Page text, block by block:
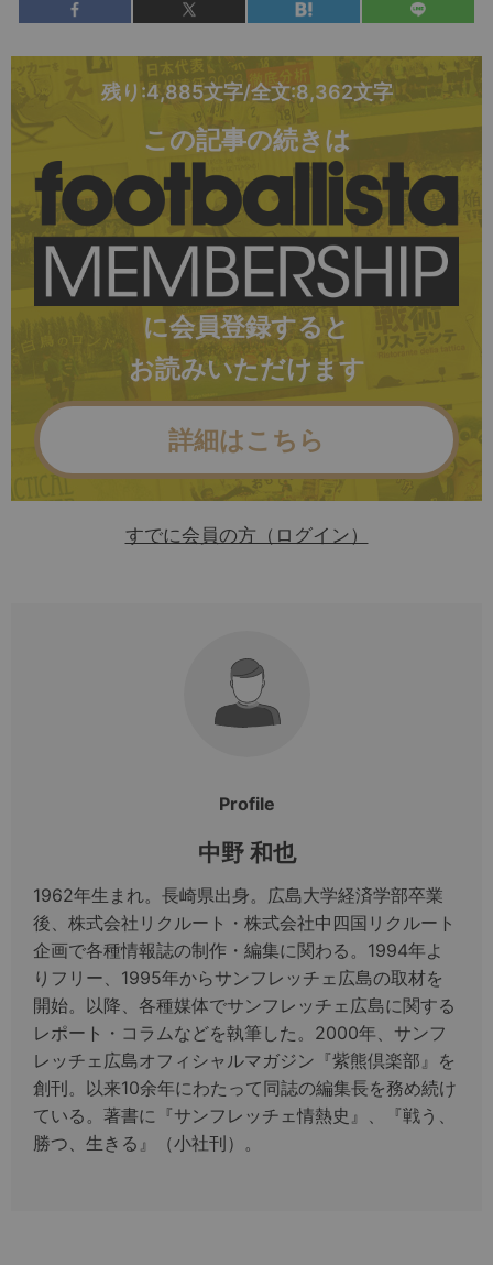
残り:4,885文字/全文:8,362文字
この記事の続きは
に会員登録すると
お読みいただけます
詳細はこちら
すでに会員の方（ログイン）
Profile
中野 和也
1962年生まれ。長崎県出身。広島大学経済学部卒業
後、株式会社リクルート・株式会社中四国リクルート
企画で各種情報誌の制作・編集に関わる。1994年よ
りフリー、1995年からサンフレッチェ広島の取材を
開始。以降、各種媒体でサンフレッチェ広島に関する
レポート・コラムなどを執筆した。2000年、サンフ
レッチェ広島オフィシャルマガジン『紫熊倶楽部』を
創刊。以来10余年にわたって同誌の編集長を務め続け
ている。著書に『サンフレッチェ情熱史』、『戦う、
勝つ、生きる』（小社刊）。